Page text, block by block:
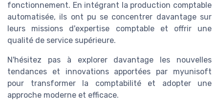
fonctionnement. En intégrant la production comptable
automatisée, ils ont pu se concentrer davantage sur
leurs missions d'expertise comptable et offrir une
qualité de service supérieure.
N'hésitez pas à explorer davantage les nouvelles
tendances et innovations apportées par myunisoft
pour transformer la comptabilité et adopter une
approche moderne et efficace.